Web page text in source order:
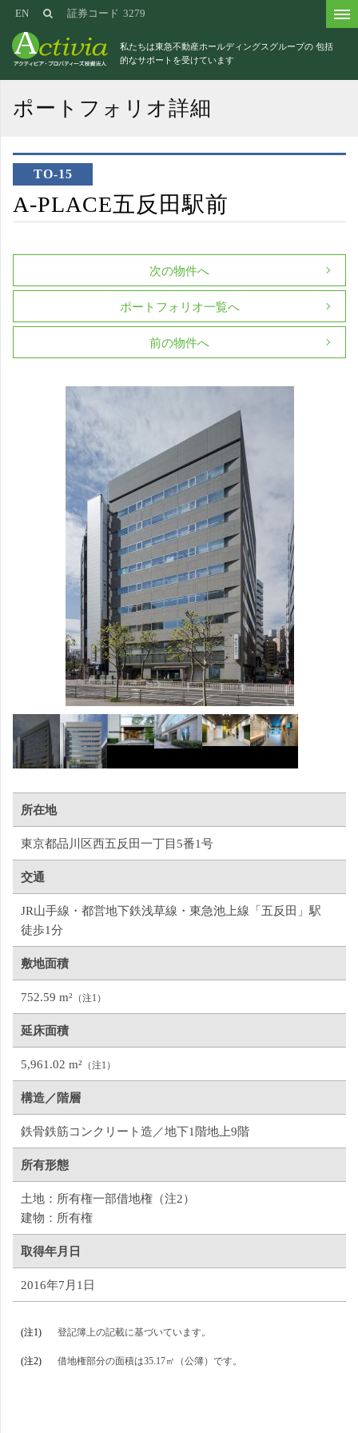
私たちは東急不動産ホールディングスグループの 包括
的なサポートを受けています
証券コード 3279
EN
ポートフォリオ詳細
TO-15
A-PLACE五反田駅前
次の物件へ
ポートフォリオ一覧へ
前の物件へ
所在地
東京都品川区西五反田一丁目5番1号
交通
JR山手線・都営地下鉄浅草線・東急池上線「五反田」駅
徒歩1分
敷地面積
752.59 m² （注1）
延床面積
5,961.02 m² （注1）
構造／階層
鉄骨鉄筋コンクリート造／地下1階地上9階
所有形態
土地：所有権一部借地権（注2）
建物：所有権
取得年月日
2016年7月1日
(注1) 登記簿上の記載に基づいています。
(注2) 借地権部分の面積は35.17㎡（公簿）です。